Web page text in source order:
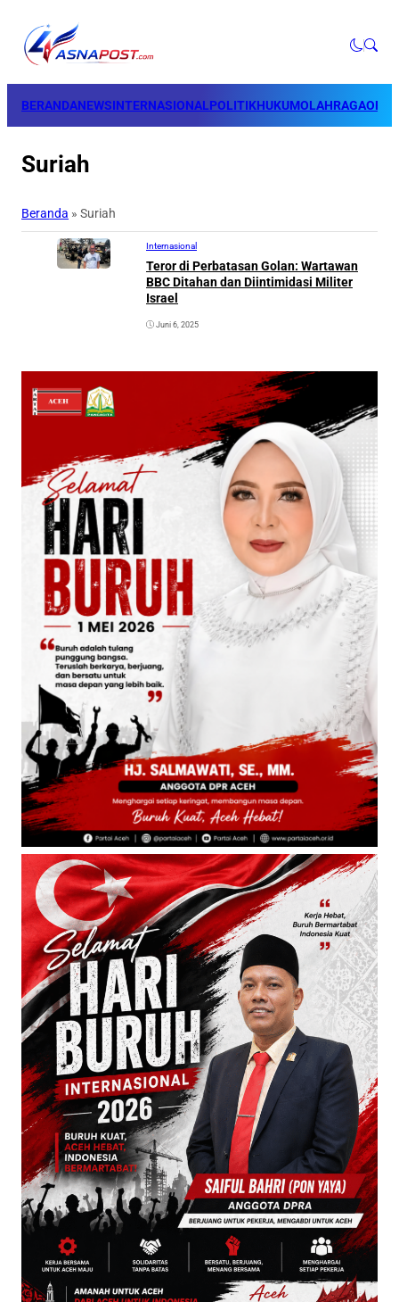
BERANDANEWSINTERNASIONALPOLITIKHUKUMOLAHRAGAOPINI
Suriah
Beranda » Suriah
Internasional
Teror di Perbatasan Golan: Wartawan
BBC Ditahan dan Diintimidasi Militer
Israel
Juni 6, 2025